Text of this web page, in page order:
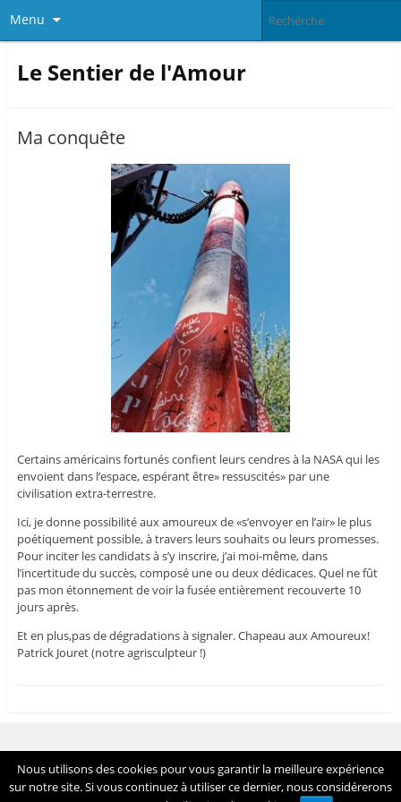
Menu
Le Sentier de l'Amour
Ma conquête
Certains américains fortunés confient leurs cendres à la NASA qui les
envoient dans l’espace, espérant être» ressuscités» par une
civilisation extra-terrestre.
Ici, je donne possibilité aux amoureux de «s’envoyer en l’air» le plus
poétiquement possible, à travers leurs souhaits ou leurs promesses.
Pour inciter les candidats à s’y inscrire, j’ai moi-même, dans
l’incertitude du succès, composé une ou deux dédicaces. Quel ne fût
pas mon étonnement de voir la fusée entièrement recouverte 10
jours après.
Et en plus,pas de dégradations à signaler. Chapeau aux Amoureux!
Patrick Jouret (notre agrisculpteur !)
Fièrement propulsé par WordPress
Nous utilisons des cookies pour vous garantir la meilleure expérience
sur notre site. Si vous continuez à utiliser ce dernier, nous considérerons